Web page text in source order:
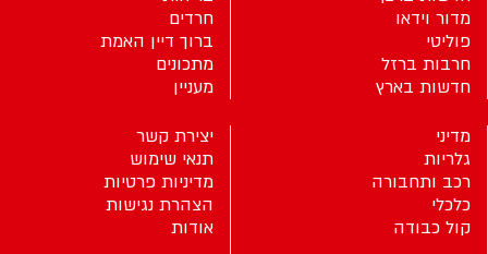
מדור וידאו
פוליטי
חרבות ברזל
חדשות בארץ
חרדים
ברוך דיין האמת
מתכונים
מעניין
מדיני
גלריות
רכב ותחבורה
כלכלי
קול כבודה
יצירת קשר
תנאי שימוש
מדיניות פרטיות
הצהרת נגישות
אודות